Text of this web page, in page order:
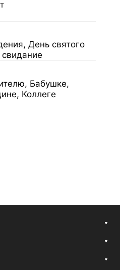
День святого
Бабушке,
Коллеге